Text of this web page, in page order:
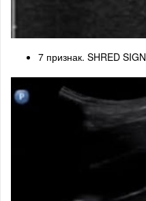
7 признак. SHRED SIGN